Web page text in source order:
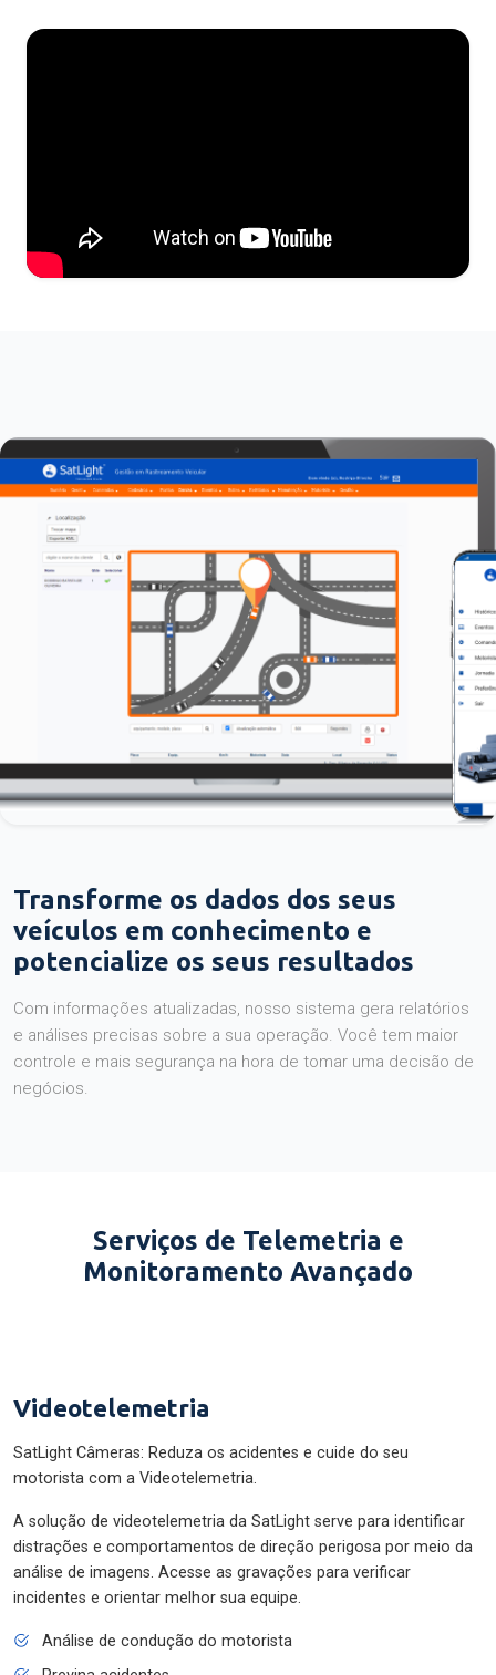
Transforme os dados dos seus
veículos em conhecimento e
potencialize os seus resultados
Com informações atualizadas, nosso sistema gera relatórios
e análises precisas sobre a sua operação. Você tem maior
controle e mais segurança na hora de tomar uma decisão de
negócios.
Serviços de Telemetria e
Monitoramento Avançado
Videotelemetria
SatLight Câmeras: Reduza os acidentes e cuide do seu
motorista com a Videotelemetria.
A solução de videotelemetria da SatLight serve para identificar
distrações e comportamentos de direção perigosa por meio da
análise de imagens. Acesse as gravações para verificar
incidentes e orientar melhor sua equipe.
Análise de condução do motorista